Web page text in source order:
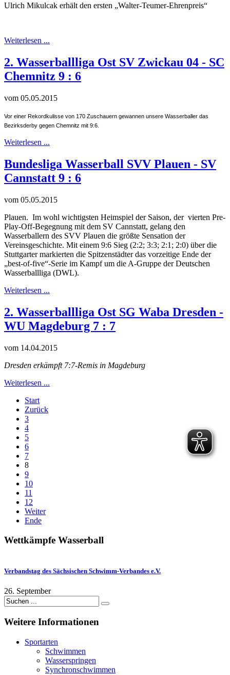
Ulrich Mikulcak erhält den ersten „Walter-Teumer-Ehrenpreis“
Weiterlesen ...
2. Wasserballliga Ost SV Zwickau 04 - SC
Chemnitz 9 : 6
vom 05.05.2015
Vor einer Rekordkulisse von 170 Zuschauern gewannen unsere Wasserballer das
Bezirksderby gegen Chemnitz mit 9:6.
Weiterlesen ...
Bundesliga Wasserball SVV Plauen - SV
Cannstatt 9 : 6
vom 05.05.2015
Plauen. Im wohl wichtigsten Heimspiel der Saison, der vierten Pre-
Play-Off-Begegnung mit dem SV Cannstatt, gelang den
Wasserballern des SVV Plauen die größte Sensation der
Vereinsgeschichte. Mit einem 9:6 Sieg (2:2; 3:3; 2:1; 2:0) über die
Stuttgarter markierten die Spitzenstädter das vorzeitige Ende der
„best-of-five“-Serie im Kampf um die A-Gruppe der Deutschen
Wasserballliga (DWL).
Weiterlesen ...
2. Wasserballliga Ost SG Waba Dresden -
WU Magdeburg 7 : 7
vom 14.04.2015
Dresden erkämpft 7:7-Remis in Magdeburg
Weiterlesen ...
Start
Zurück
3
4
5
6
7
8
9
10
11
12
Weiter
Ende
Wettkämpfe Wasserball
Verbandstag des Sächsischen Schwimm-Verbandes e.V.
26. September
Weitere Informationen
Sportarten
Schwimmen
Wasserspringen
Synchronschwimmen